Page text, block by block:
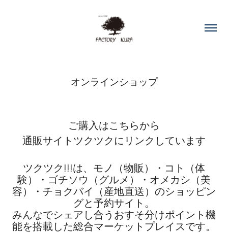
オンラインショップ
ご購入はこちらから
通販サイトツクツクにリンクしています
ツクツク!!!は、モノ（物販）・コト
（体
験）・ゴチソウ（グルメ）・オメカシ（美
容）・チョクバイ（産地直送）のショッピン
グと予約サイト。
みんなでシェアし合うおすそ分けポイント機
能を搭載した総合マーケットプレイスです。